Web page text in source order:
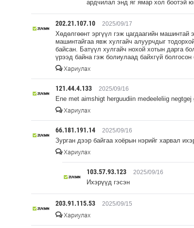
ардчилал энд яг ямар хол боотэй
202.21.107.10 2025/09/17
Хөдөлгөөнт эргүүл гэж цагдаагийн машинтай
машинтайгаа явж хулгайч алуурчдыг
байсан. Батүүл хулгайч нохой хотын дарга
үрээд байна гэж болиулаад байхгүй
Хариулах
121.44.4.133 2025/09/16
Ene met aimshigt herguudiin medeeleliig
Хариулах
66.181.191.14 2025/09/16
Зурган дээр байгаа хоёрын нэрийг харвал
Хариулах
103.57.93.123 2025/09/16
Ихэрүүд гэсэн
203.91.115.53 2025/09/15
Хариулах